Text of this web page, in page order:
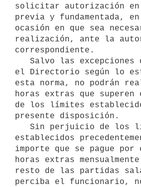
solicitar autorización en
previa y fundamentada, en
ocasión en que sea
realización, ante la
correspondiente.
el Directorio según lo
esta norma, no podrán
horas extras que superen
de los límites
presente disposición.
establecidos
importe que se pague por
horas extras
resto de las partidas
perciba el funcionario,